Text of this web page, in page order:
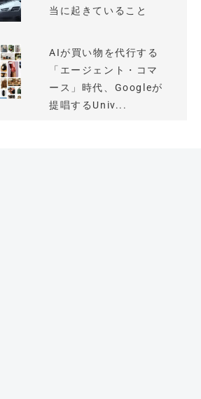
当に起きていること
AIが買い物を代行する
「エージェント・コマ
ース」時代、Googleが
提唱するUniv...